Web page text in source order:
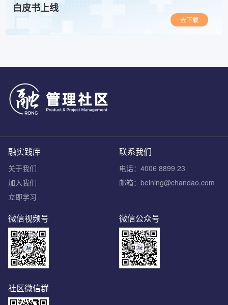
白皮书上线
去下载
联系我们
电话：4006 8899 23
邮箱：beining@chandao.com
融实践库
关于我们
加入我们
立即学习
微信公众号
微信视频号
社区微信群